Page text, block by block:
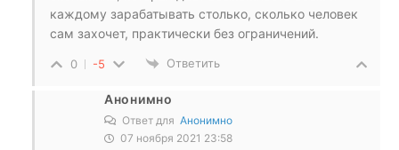
каждому зарабатывать столько, сколько человек
сам захочет, практически без ограничений.
0 -5 Ответить
Анонимно
Ответ для Анонимно
07 ноября 2021 23:58